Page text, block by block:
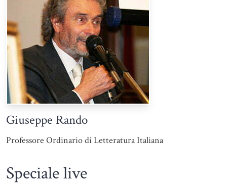
Giuseppe Rando
Professore Ordinario di Letteratura Italiana
Speciale live